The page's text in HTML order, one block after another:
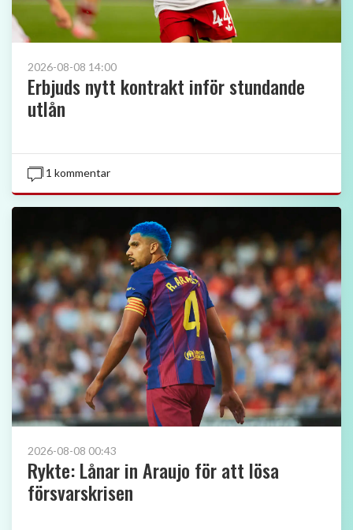
2026-08-08 14:00
Erbjuds nytt kontrakt inför stundande
utlån
1 kommentar
2026-08-08 00:43
Rykte: Lånar in Araujo för att lösa
försvarskrisen